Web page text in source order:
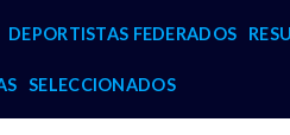
DEPORTISTAS FEDERADOS
SELECCIONADOS